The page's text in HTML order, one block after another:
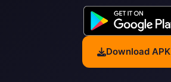
Download APK